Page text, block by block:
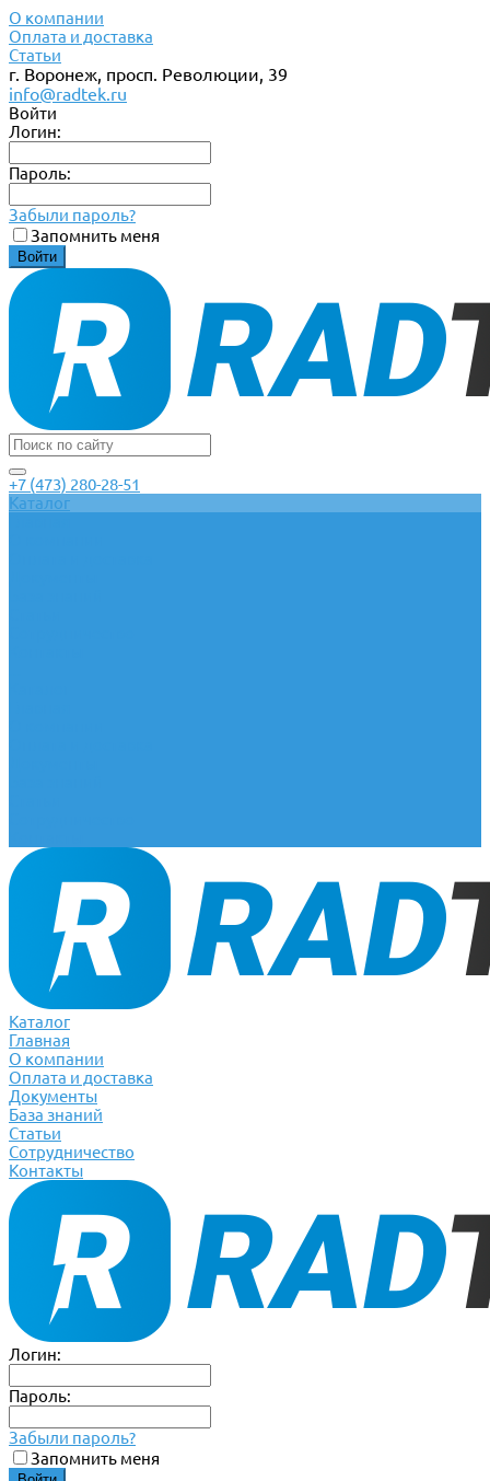
О компании
Оплата и доставка
Статьи
г. Воронеж, просп. Революции, 39
info@radtek.ru
Войти
Логин:
Пароль:
Забыли пароль?
Запомнить меня
+7 (473) 280-28-51
Каталог
Каталог
Главная
О компании
Оплата и доставка
Документы
База знаний
Статьи
Сотрудничество
Контакты
Логин:
Пароль:
Забыли пароль?
Запомнить меня